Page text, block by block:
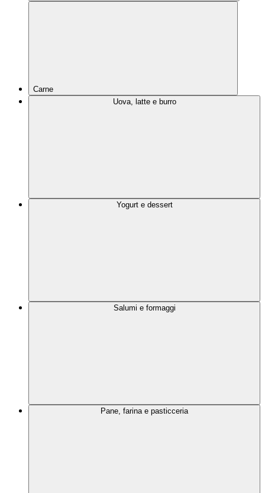
Carne
Uova, latte e burro
Yogurt e dessert
Salumi e formaggi
Pane, farina e pasticceria